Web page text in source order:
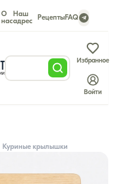
О
нас
Наш
адрес
РецептыFAQ
Избранное
Войти
Куриные крылышки